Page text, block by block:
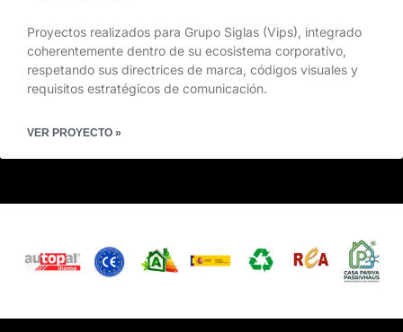
Proyectos realizados para Grupo Siglas (Vips), integrado
coherentemente dentro de su ecosistema corporativo,
respetando sus directrices de marca, códigos visuales y
requisitos estratégicos de comunicación.
VER PROYECTO »